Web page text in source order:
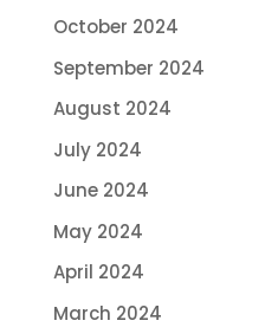
October 2024
September 2024
August 2024
July 2024
June 2024
May 2024
April 2024
March 2024